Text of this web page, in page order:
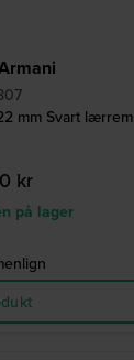
mm Svart lærrem
kr
på lager